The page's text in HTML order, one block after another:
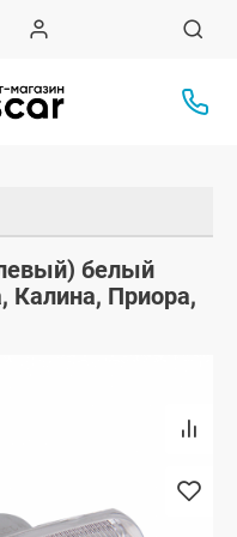
белый
Калина, Приора,